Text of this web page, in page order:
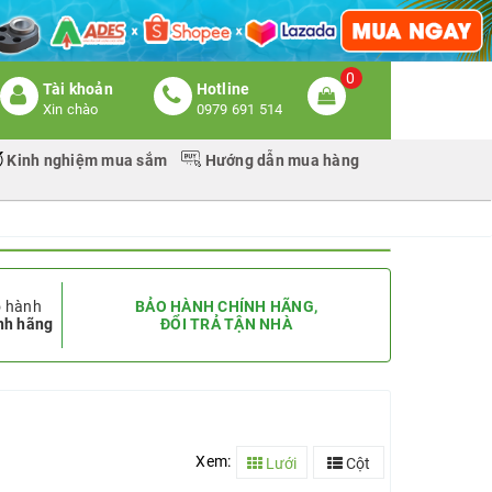
Tài khoản
Xin chào
Hotline
0979 691 514
0
Kinh nghiệm mua sắm Hướng dẫn mua hàng
hành
hãng
BẢO HÀNH CHÍNH HÃNG,
ĐỔI TRẢ TẬN NHÀ
Xem: Lưới Cột